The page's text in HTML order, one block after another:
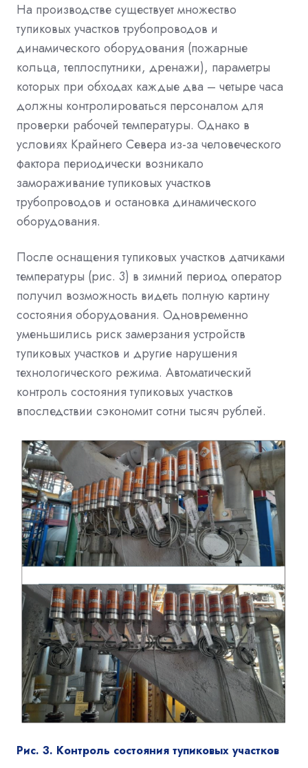
На производстве существует множество
тупиковых участков трубопроводов и
динамического оборудования (пожарные
кольца, теплоспутники, дренажи), параметры
которых при обходах каждые два – четыре часа
должны контролироваться персоналом для
проверки рабочей температуры. Однако в
условиях Крайнего Севера из-за человеческого
фактора периодически возникало
замораживание тупиковых участков
трубопроводов и остановка динамического
оборудования.
После оснащения тупиковых участков датчиками
температуры (рис. 3) в зимний период оператор
получил возможность видеть полную картину
состояния оборудования. Одновременно
уменьшились риск замерзания устройств
тупиковых участков и другие нарушения
технологического режима. Автоматический
контроль состояния тупиковых участков
впоследствии сэкономит сотни тысяч рублей.
Рис. 3. Контроль состояния тупиковых участков